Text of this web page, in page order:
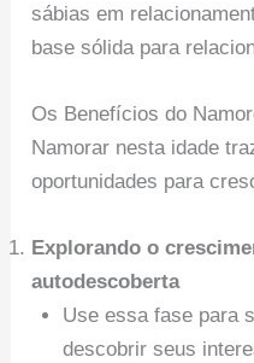
sábias em
base sólida para
Os Benefícios do
Namorar nesta idade
oportunidades para
Explorando o
autodescoberta
Use essa fase para
descobrir seus